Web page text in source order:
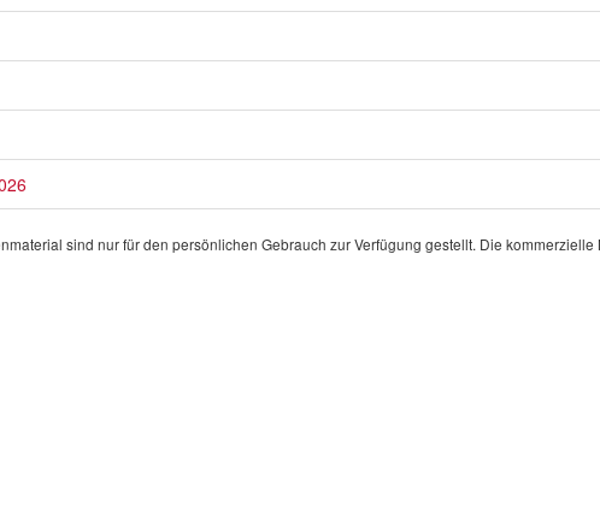
sind nur für den persönlichen Gebrauch zur Verfügung gestellt. Die